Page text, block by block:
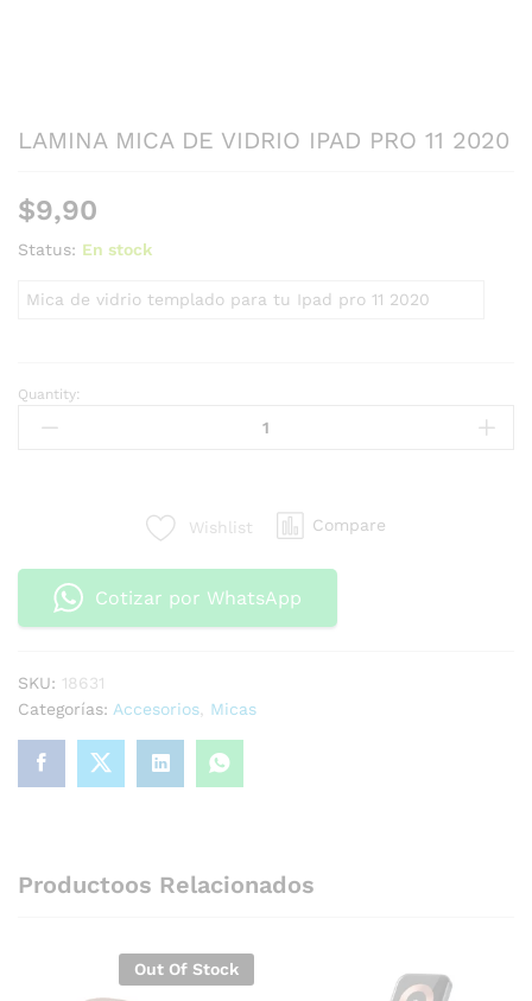
LAMINA MICA DE VIDRIO IPAD PRO 11 2020
$9,90
Status: En stock
Mica de vidrio templado para tu Ipad pro 11 2020
Quantity:
Wishlist Compare
Cotizar por WhatsApp
SKU: 18631
Categorías: Accesorios Micas
Productoos Relacionados
Out Of Stock